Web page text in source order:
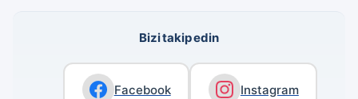
Bizi takip edin
Facebook Instagram